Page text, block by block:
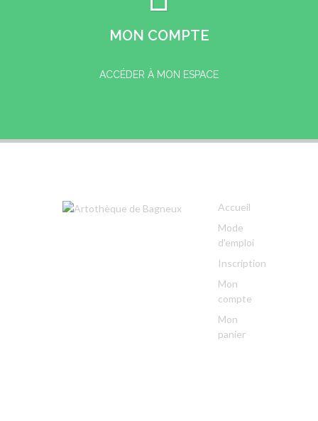
MON COMPTE
ACCÉDER À MON ESPACE
Accueil
Mode
d'emploi
Inscription
Mon
compte
Mon
panier